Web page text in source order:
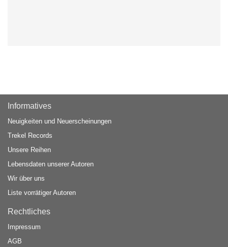
Informatives
Neuigkeiten und Neuerscheinungen
Trekel Records
Unsere Reihen
Lebensdaten unserer Autoren
Wir über uns
Liste vorrätiger Autoren
Rechtliches
Impressum
AGB